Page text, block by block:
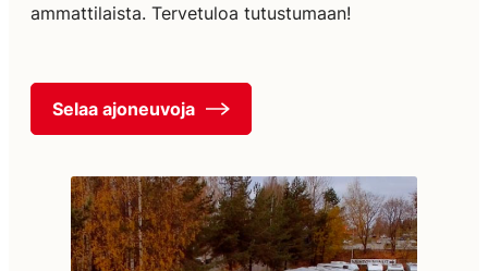
ammattilaista. Tervetuloa tutustumaan!
Selaa ajoneuvoja